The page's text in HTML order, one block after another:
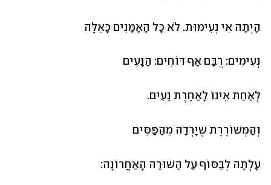
הָיְתָה אִי נְעִימוּת. לֹא כָּל הָאָמָּנִים כָּאֵלֶּה
נְעִימִים: רֻבָּם אַף דּוֹחִים: הַנָּעִים
לְאַחַת אֵינוֹ לָאַחֶרֶת נָעִים.
וְהַמְּשׁוֹרֶרֶת שֶׁיָּרְדָה מֵהַפַּסִּים
עָלְתָה לְבַסּוֹף עַל הַשּׁוּרָה הָאַחֲרוֹנָה: